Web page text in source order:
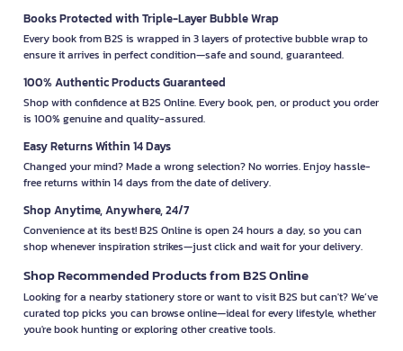
Books Protected with Triple-Layer Bubble Wrap
Every book from B2S is wrapped in 3 layers of protective bubble wrap to
ensure it arrives in perfect condition—safe and sound, guaranteed.
100% Authentic Products Guaranteed
Shop with confidence at B2S Online. Every book, pen, or product you order
is 100% genuine and quality-assured.
Easy Returns Within 14 Days
Changed your mind? Made a wrong selection? No worries. Enjoy hassle-
free returns within 14 days from the date of delivery.
Shop Anytime, Anywhere, 24/7
Convenience at its best! B2S Online is open 24 hours a day, so you can
shop whenever inspiration strikes—just click and wait for your delivery.
Shop Recommended Products from B2S Online
Looking for a nearby stationery store or want to visit B2S but can't? We’ve
curated top picks you can browse online—ideal for every lifestyle, whether
you're book hunting or exploring other creative tools.